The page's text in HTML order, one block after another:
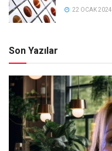
22 OCAK 2024
Son Yazılar